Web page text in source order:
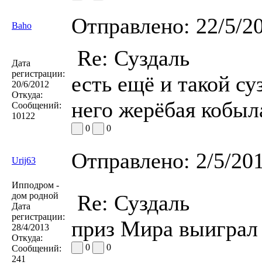
Baho Отправлено: 22/5/
Дата
регистрации:
20/6/2012
Откуда:
Сообщений:
10122
Re: Суздаль
есть ещё и такой
него жерёбая
0 0
Urij63 Отправлено: 2/5/
Ипподром -
дом родной
Дата
регистрации:
28/4/2013
Откуда:
Сообщений:
241
Re: Суздаль
приз Мира
0 0